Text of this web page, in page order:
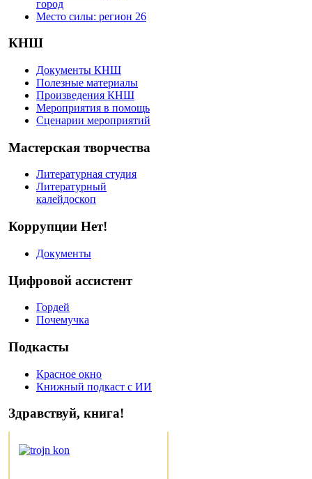
город
Место силы: регион 26
КНШ
Документы КНШ
Полезные материалы
Произведения КНШ
Мероприятия в помощь
Сценарии мероприятий
Мастерская творчества
Литературная студия
Литературный
калейдоскоп
Коррупции Нет!
Документы
Цифровой ассистент
Гордей
Почемучка
Подкасты
Красное окно
Книжный подкаст с ИИ
Здравствуй, книга!